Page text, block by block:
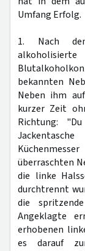
Umfang Erfolg.
1. Nach
bekannten
Neben ihm
kurzer Zeit
Richtung:
überraschten
die linke
durchtrennt
die
Angeklagte
erhobenen
es darauf